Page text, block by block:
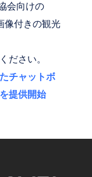
会向けの
像付きの観光
ださい。
チャットボ
提供開始